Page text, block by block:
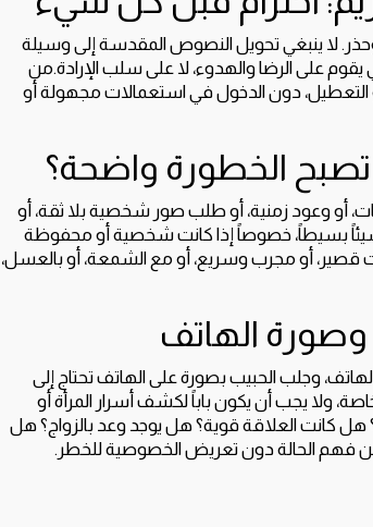
وحذر. لا ينبغي تحويل النصوص المقدسة إلى وسيلة
على الرضا والهدوء، لا على سلب الإرادة.من
التعطيل، دون الدخول في استعمالات مجهولة أو
الخطورة واضحة؟
أو وعود زمنية، أو طلب صور شخصية بلا ثقة، أو
بسيطاً، خصوصاً إذا كانت شخصية أو محفوظة
قصير، أو مجرب وسريع، أو مع الشمعة، أو بالعسل،
وصورة الهاتف
وجلب الحبيب بصورة على الهاتف تحتاج إلى
ولا يجب أن يكون باباً لكشف أسرار المرأة أو
هل كانت العلاقة قوية؟ هل يوجد وعد بالزواج؟ هل
فهم الحالة دون تعريض الخصوصية للخطر.